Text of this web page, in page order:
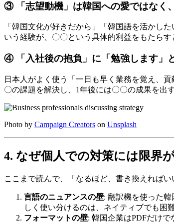
③ 「志望動機」は韓国への愛ではなく
「韓国文化が好きだから」「韓国語を活かし
いう経験が、〇〇という具体的利益をもたらす
④ 「入社後の抱負」に「勉強します」
日本人がよく使う「一日も早く業務を覚え、
〇の課題を解決し、1年後には〇〇の成果を出す
Photo by Campaign Creators on Unsplash
4. なぜ個人での対策には限界
ここまで読んで、「なるほど、書き換えれば
言語のニュアンスの壁: 翻訳機を使った
しく使い分けるのは、ネイティブでも困難
フォーマットの壁: 韓国企業はPDFだけ